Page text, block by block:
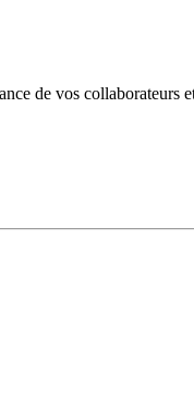
de vos collaborateurs